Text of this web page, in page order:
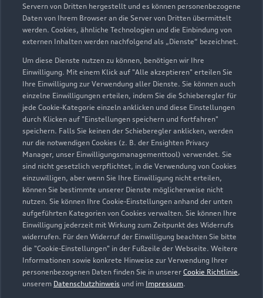
Servern von Dritten hergestellt und es können personenbezogene
Daten von Ihrem Browser an die Server von Dritten übermittelt
werden. Cookies, ähnliche Technologien und die Einbindung von
externen Inhalten werden nachfolgend als „Dienste“ bezeichnet.
Um diese Dienste nutzen zu können, benötigen wir Ihre
Einwilligung. Mit einem Klick auf "Alle akzeptieren" erteilen Sie
Ihre Einwilligung zur Verwendung aller Dienste. Sie können auch
einzelne Einwilligungen erteilen, indem Sie die Schieberegler für
jede Cookie-Kategorie einzeln anklicken und diese Einstellungen
durch Klicken auf "Einstellungen speichern und fortfahren"
speichern. Falls Sie keinen der Schieberegler anklicken, werden
nur die notwendigen Cookies (z. B. der Ensighten Privacy
Manager, unser Einwilligungsmanagementtool) verwendet. Sie
sind nicht gesetzlich verpflichtet, in die Verwendung von Cookies
einzuwilligen, aber wenn Sie Ihre Einwilligung nicht erteilen,
können Sie bestimmte unserer Dienste möglicherweise nicht
nutzen. Sie können Ihre Cookie-Einstellungen anhand der unten
aufgeführten Kategorien von Cookies verwalten. Sie können Ihre
Einwilligung jederzeit mit Wirkung zum Zeitpunkt des Widerrufs
widerrufen. Für den Widerruf der Einwilligung beachten Sie bitte
die "Cookie-Einstellungen" in der Fußzeile der Webseite. Weitere
Informationen sowie konkrete Hinweise zur Verwendung Ihrer
personenbezogenen Daten finden Sie in unserer Cookie Richtlinie,
unserem Datenschutzhinweis und im Impressum.
Schließt bald18:00
Service
Teile- und Zubehörverkauf
Schließt bald17:30
Schautag
Geschlossen, öffnet am Sonntag 11:00
Zurück nach oben
Modelle
Alle Modelle
Kaufen & leasen